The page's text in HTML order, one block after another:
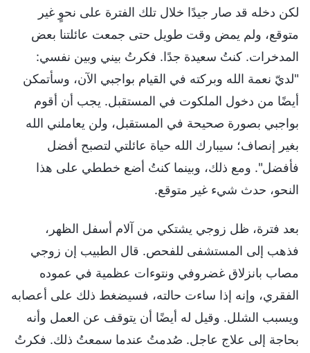
لكن دخله قد صار جيدًا خلال تلك الفترة على نحوٍ غير
متوقع، ولم يمض وقت طويل حتى جمعت عائلتنا بعض
المدخرات. كنتُ سعيدة جدًا. فكرتُ بيني وبين نفسي:
"لديّ نعمة الله وبركته في القيام بواجبي الآن، وسأتمكن
أيضًا من دخول الملكوت في المستقبل. يجب أن أقوم
بواجبي بصورة صحيحة في المستقبل، ولن يعاملني الله
بغير إنصاف؛ سيبارك الله حياة عائلتي لتصبح أفضل
فأفضل". ومع ذلك، وبينما كنتُ أضع خططي على هذا
النحو، حدث شيء غير متوقع.
بعد فترة، ظل زوجي يشتكي من آلام أسفل الظهر،
فذهب إلى المستشفى للفحص. قال الطبيب إن زوجي
مصاب بانزلاق غضروفي ونتوءات عظمية في عموده
الفقري، وإنه إذا ساءت حالته، فسيضغط ذلك على أعصابه
ويسبب الشلل. وقيل له أيضًا أن يتوقف عن العمل وأنه
بحاجة إلى علاج عاجل. صُدمتُ عندما سمعتُ ذلك. فكرتُ